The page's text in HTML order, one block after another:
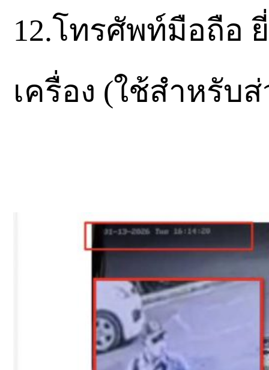
12.โทรศัพท์มือถือ
เครื่อง (ใช้สำหรับ